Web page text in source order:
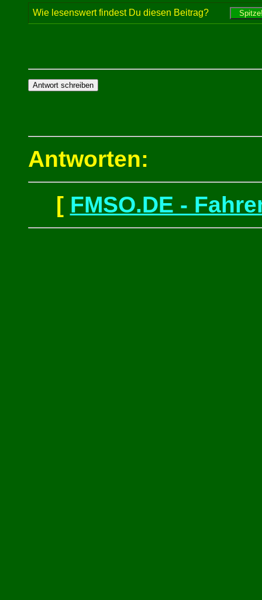
Wie lesenswert findest Du diesen Beitrag?
Antworten:
[ FMSO.DE -